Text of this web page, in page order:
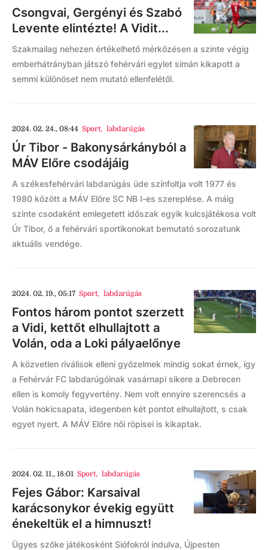
Csongvai, Gergényi és Szabó
Levente elintézte! A Vidit...
Szakmailag nehezen értékelhető mérkőzésen a szinte végig
emberhátrányban játszó fehérvári egylet simán kikapott a
semmi különöset nem mutató ellenfelétől.
2024. 02. 24., 08:44 Sport, labdarúgás
Úr Tibor - Bakonysárkányból a
MÁV Előre csodájáig
A székesfehérvári labdarúgás üde színfoltja volt 1977 és
1980 között a MÁV Előre SC NB I-es szereplése. A máig
szinte csodaként emlegetett időszak egyik kulcsjátékosa volt
Úr Tibor, ő a fehérvári sportikonokat bemutató sorozatunk
aktuális vendége.
2024. 02. 19., 05:17 Sport, labdarúgás
Fontos három pontot szerzett
a Vidi, kettőt elhullajtott a
Volán, oda a Loki pályaelőnye
A közvetlen riválisok elleni győzelmek mindig sokat érnek, így
a Fehérvár FC labdarúgóinak vasárnapi sikere a Debrecen
ellen is komoly fegyvertény. Nem volt ennyire szerencsés a
Volán hokicsapata, idegenben két pontot elhullajtott, s csak
egyet nyert. A MÁV Előre női röpisei is kikaptak.
2024. 02. 11., 18:01 Sport, labdarúgás
Fejes Gábor: Karsaival
karácsonykor évekig együtt
énekeltük el a himnuszt!
Ügyes szőke játékosként Siófokról indulva, Újpesten